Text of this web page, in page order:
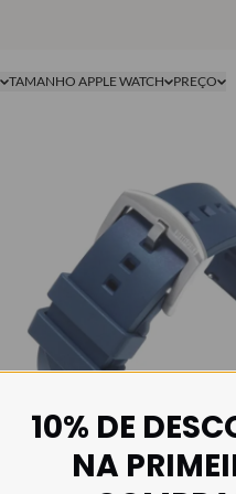
TAMANHO APPLE WATCH PREÇO
10% DE
NA